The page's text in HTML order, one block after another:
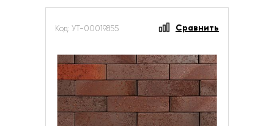
Код: УТ-00019855 Сравнить